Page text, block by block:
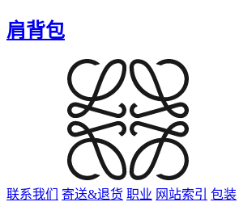
肩背包
联系我们 寄送&退货 职业 网站索引 包装